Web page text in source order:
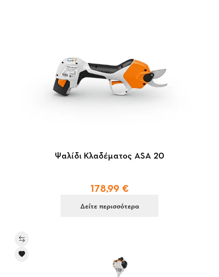
Ψαλίδι Κλαδέματος ASA 20
178,99 €
Δείτε περισσότερα